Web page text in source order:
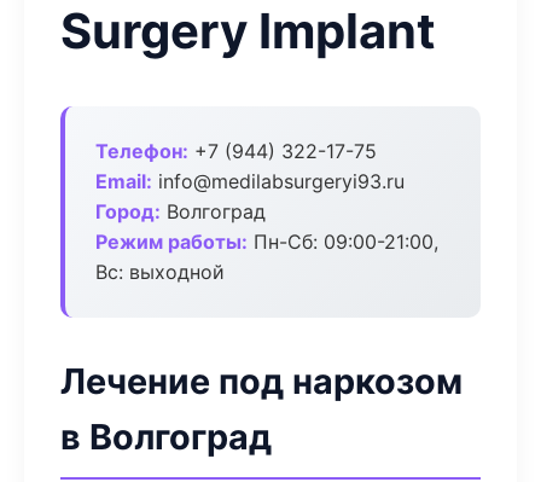
Surgery Implant
Телефон: +7 (944) 322-17-75
Email: info@medilabsurgeryi93.ru
Город: Волгоград
Режим работы: Пн-Сб: 09:00-21:00,
Вс: выходной
Лечение под наркозом
в Волгоград